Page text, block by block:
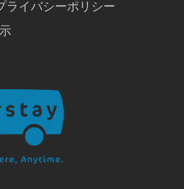
ライバシーポリシー